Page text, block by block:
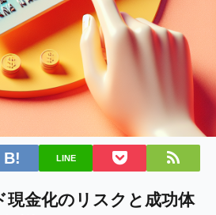
LINE
現金化のリスクと成功体